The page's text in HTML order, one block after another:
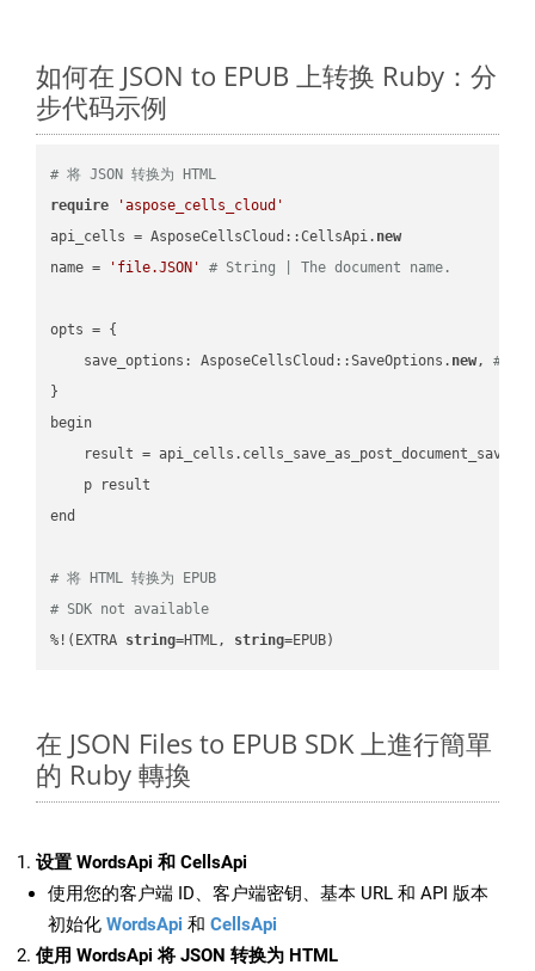
如何在 JSON to EPUB 上转换 Ruby：分
步代码示例
# 将 JSON 转换为 HTML
require
'aspose_cells_cloud'
api_cells = AsposeCellsCloud::CellsApi. new
name =
'file.JSON' # String | The document name.
opts = {
    save_options: AsposeCellsCloud::SaveOptions.
new, #
}
begin
result =
    p result
end
# 将 HTML 转换为 EPUB
# SDK not available
%!(EXTRA string=HTML, string=EPUB)
在 JSON Files to EPUB SDK 上進行簡單
的 Ruby 轉換
设置 WordsApi 和 CellsApi
使用您的客户端 ID、客户端密钥、基本 URL 和 API 版本
初始化 WordsApi 和 CellsApi
使用 WordsApi 将 JSON 转换为 HTML